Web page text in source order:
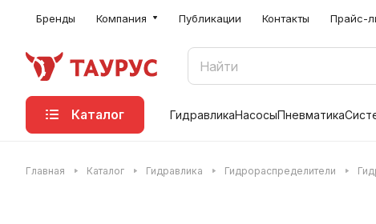
Бренды Компания Публикации Контакты Прайс-
Каталог ГидравликаНасосыПневматика
Главная Каталог Гидравлика Гидрораспределители